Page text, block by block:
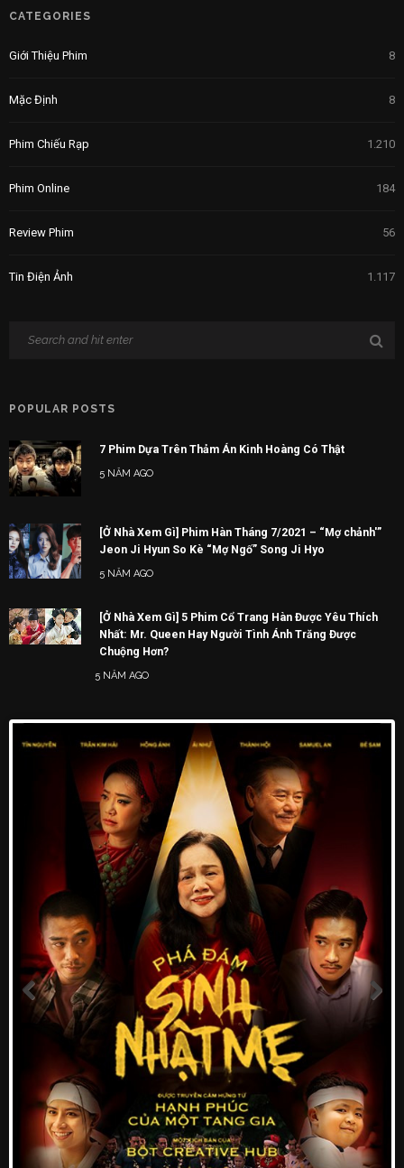
CATEGORIES
Giới Thiệu Phim 8
Mặc Định 8
Phim Chiếu Rạp 1.210
Phim Online 184
Review Phim 56
Tin Điện Ảnh 1.117
POPULAR POSTS
7 Phim Dựa Trên Thảm Án Kinh Hoàng Có Thật
5 NĂM AGO
[Ở Nhà Xem Gì] Phim Hàn Tháng 7/2021 – “Mợ chảnh'”
Jeon Ji Hyun So Kè “Mợ Ngố” Song Ji Hyo
5 NĂM AGO
[Ở Nhà Xem Gì] 5 Phim Cổ Trang Hàn Được Yêu Thích
Nhất: Mr. Queen Hay Người Tình Ánh Trăng Được
Chuộng Hơn?
5 NĂM AGO